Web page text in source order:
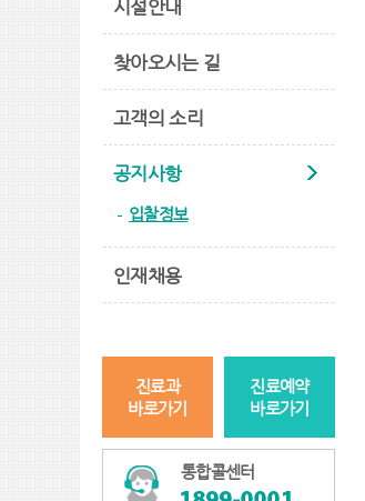
시설안내
찾아오시는 길
고객의 소리
공지사항
입찰정보
인재채용
진료과
바로가기
진료예약
바로가기
통합콜센터